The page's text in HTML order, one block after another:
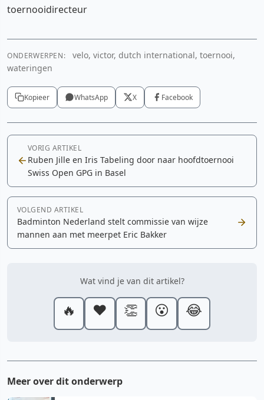
toernooidirecteur
ONDERWERPEN:
velo, victor, dutch international, toernooi,
wateringen
Kopieer WhatsApp X Facebook
VORIG ARTIKEL
Ruben Jille en Iris Tabeling door naar hoofdtoernooi
Swiss Open GPG in Basel
VOLGEND ARTIKEL
Badminton Nederland stelt commissie van wijze
mannen aan met meerpet Eric Bakker
Wat vind je van dit artikel?
🔥 ❤️ 👏 😮 😂
Meer over dit onderwerp